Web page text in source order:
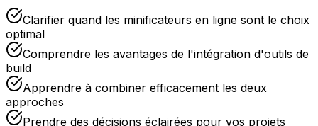
Clarifier quand les minificateurs en ligne sont le choix
optimal
Comprendre les avantages de l'intégration d'outils de
build
Apprendre à combiner efficacement les deux
approches
Prendre des décisions éclairées pour vos projets